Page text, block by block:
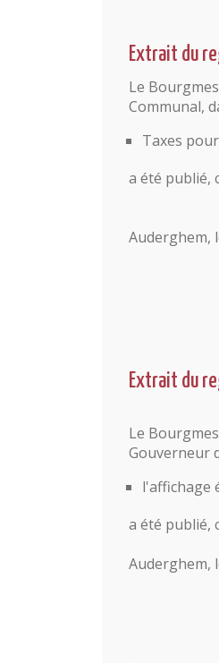
Extrait du
Le
Communal,
Taxes
a été publié,
Auderghem,
Extrait du
Le
Gouverneur
l'affichage
a été publié,
Auderghem,